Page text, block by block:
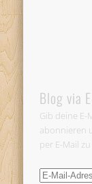
Blog via
Gib deine E-
abonnieren
per E-Mail
E-